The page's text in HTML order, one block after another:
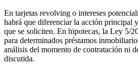
En tarjetas revolving o intereses
habrá que diferenciar la acción principal
que se soliciten. En hipotecas, la Ley 5/
para determinados préstamos
análisis del momento de contratación ni
discutida.